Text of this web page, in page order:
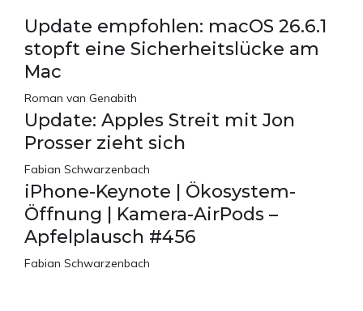
Update empfohlen: macOS 26.6.1
stopft eine Sicherheitslücke am
Mac
Roman van Genabith
Update: Apples Streit mit Jon
Prosser zieht sich
Fabian Schwarzenbach
iPhone-Keynote | Ökosystem-
Öffnung | Kamera-AirPods –
Apfelplausch #456
Fabian Schwarzenbach